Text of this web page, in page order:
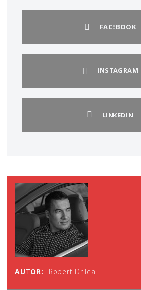
FACEBOOK
INSTAGRAM
LINKEDIN
AUTOR: Robert Drilea